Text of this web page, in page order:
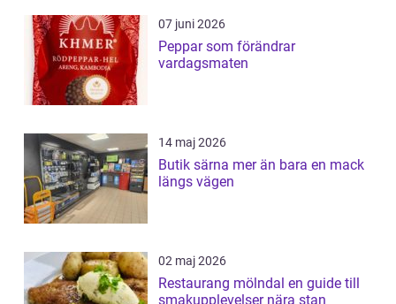
07 juni 2026
Peppar som förändrar
vardagsmaten
14 maj 2026
Butik särna mer än bara en mack
längs vägen
02 maj 2026
Restaurang mölndal en guide till
smakupplevelser nära stan